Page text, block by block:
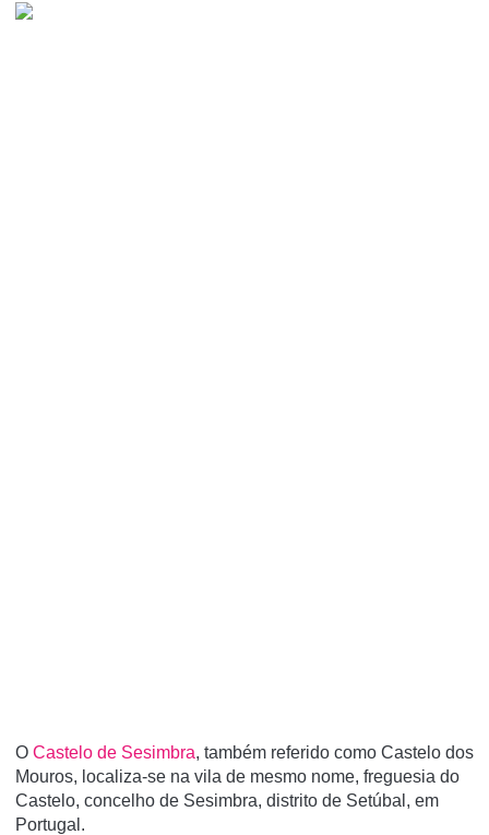
O Castelo de Sesimbra, também referido como Castelo dos
Mouros, localiza-se na vila de mesmo nome, freguesia do
Castelo, concelho de Sesimbra, distrito de Setúbal, em
Portugal.